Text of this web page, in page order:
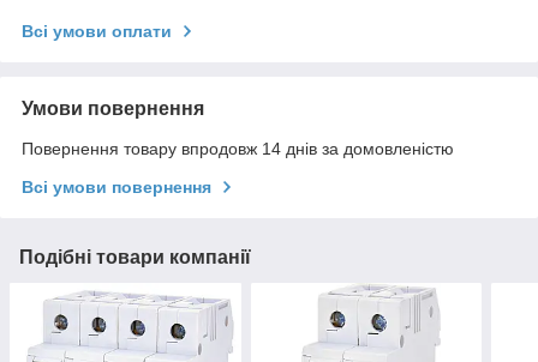
Всі умови оплати
Умови повернення
Повернення товару впродовж 14 днів за домовленістю
Всі умови повернення
Подібні товари компанії